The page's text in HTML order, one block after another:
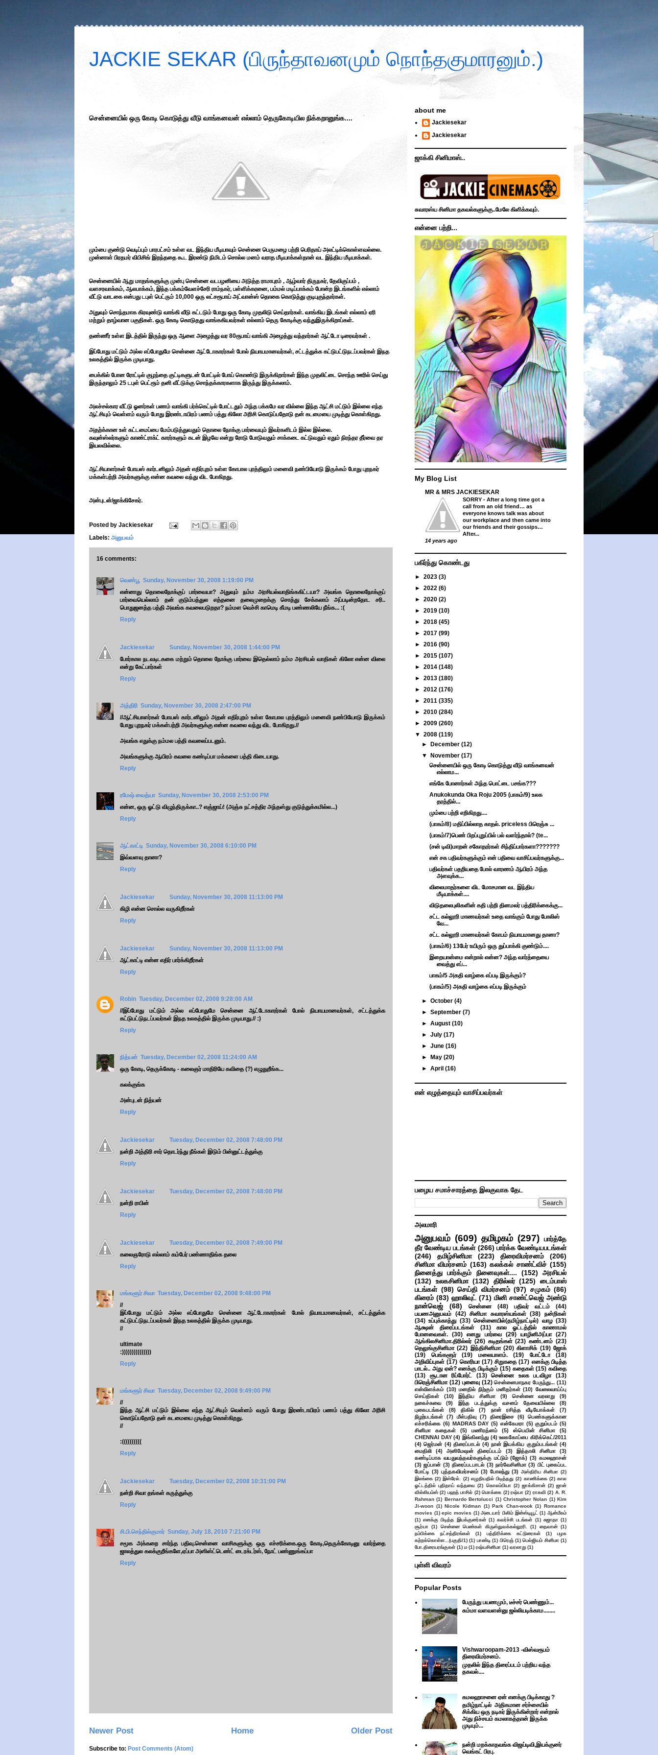
JACKIE SEKAR (பிருந்தாவனமும் நொந்தகுமாரனும்.)
சென்னையில் ஒரு கோடி கொடுத்து வீடு வாங்கனவன் எல்லாம் தெருகோடியில நிக்கறானுங்க....
மும்பை குண்டு வெடிப்பும் பாரபட்சம் உள்ள வட இந்திய மீடியாவும் சென்னை பெருமழை பற்றி பெரிதாய் அலட்டிக்கொள்ளவல்லை.
முன்னாள் பிரதமர் விபிசிங் இறந்ததை கூட இரண்டு நிமிடம் சொல்ல மனம் வராத மீடியாக்கள்தான் வட இந்திய மீடியாக்கள்.
சென்னையில் ஆறு மாதங்களுக்கு முன்பு சென்னை வடபழனியை அடுத்த ராமாபுரம் , ஆழ்வார் திருநகர், தேவிகுப்பம் ,
வளசரவாக்கம், ஆலபாக்கம், இந்த பக்கம்வேளச்சேரி ராம்நகர், பள்ளிக்கரனை, பம்மல் மடிப்பாக்கம் போன்ற இடங்களில் எல்லாம்
வீட்டு வாடகை என்பது டபுள் பெட்ரும் 10,000 ஒரு லட்சரூபாய் அட்வான்ஸ் தொகை கொடுத்து குடிபுகுந்தார்கள்.
அதுவும் சொந்தமாக கிரவுண்டு வாங்கி வீடு கட்டடும் போது ஒரு கோடி முதலிடு செய்தார்கள். வாங்கிய இடங்கள் எல்லாம் ஏரி
மற்றும் தாழ்வான பகுதிகள். ஒரு கோடி கொடுதது வாங்ககியவர்கள் எல்லாம் தெரு கோடிக்கு வந்துஇருக்கிறாப்கள்.
தண்ணீர் உள்ள இடத்தில் இருந்து ஒரு ஆளை அழைத்து வர 80ரூபாய் வாங்கி அழைத்து வந்தார்கள் ஆட்டோ டிரைவர்கள் .
இப்போது மட்டும் அல்ல எப்போதுமே சென்னை ஆட்டோகாரர்கள் போல் நியாயமானவர்கள், சட்டத்துக்க கட்டுபட்டுநடப்பவர்கள் இநத
உலகத்தில் இருக்க முடியாது.
பைக்கில் போன ரோட்டில் குழந்தை குட்டிகளுடன் போட்டில் போய் கொண்டு இருக்கிறார்கள் இந்த முதலிட்டை சொந்த ஊரில் செய்து
இருந்தாலும் 25 டபுள் பெட்ரூம் தனி வீட்டுக்கு சொந்தக்காரகளாக இருந்து இருக்கலாம்.
அலச்சல்கார வீட்டு ஓனர்கள் பணம் வாங்கி பர்க்கெட்டில் போட்டதும் அந்த பக்கமே வர வில்லை இந்த ஆட்சி மட்டும் இல்லை எந்த
ஆட்சியும் வெள்ளம் வரும் போது இரண்டாயிரம் பணம் பத்து கிலோ அரிசி கொடுப்பதோடு தன் கடமையை முடித்து கொள்கிறது.
அதற்க்கான உள் கட்டமைப்பை மேம்படுத்துவதும் தொலை நோக்கு பார்வையும் இவர்களிடம் இல்ல இல்லை.
கவுன்ஸ்லர்களும் காண்ட்ராக்ட் காரர்களும் கடன் இழவே என்று ரோடு போடுவதும் சாக்கடை கட்டுவதும் ஏதும் நிரந்தர தீர்வை தர
இயலவில்லை.
ஆட்சியாளர்கள் போயஸ் கார்டனிலும் அதன் எதிர்புறம் உள்ள கோபால புரத்திலும் மனைவி நண்பியோடு இருக்கம் போது புறநகர்
மக்கள்பற்றி அவர்களுக்கு என்ன கவலை வந்து விட போகிறது.
அன்புடன்/ஜாக்கிசேகர்.
Posted by Jackiesekar
Labels: அனுபவம்
16 comments:
வெண்பூ Sunday, November 30, 2008 1:19:00 PM
என்னாது தொலைநோக்குப் பார்வையா? அதுவும் நம்ம அரசியல்வாதிங்ககிட்டயா? அவங்க தொலைநோக்குப்
பார்வையெல்லாம் தன் குடும்பத்துல எத்தனை தலைமுறைக்கு சொத்து சேக்கலாம் அப்படின்றதோட சரி..
பொதுஜனத்த பத்தி அவங்க கவலைபடுறதா? நம்மள வெச்சி காமெடி கீமடி பண்ணலியே நீங்க... :(
Reply
Jackiesekar
Sunday, November 30, 2008 1:44:00 PM
போர்கால நடவடிடககை மற்றும் தொலை நோக்கு பார்வை இதெல்லாம் நம்ம அரசியல் வாதிகள் கிலோ என்ன விலை
என்று கேட்பார்கள்
Reply
அத்திரி Sunday, November 30, 2008 2:47:00 PM
//ஆட்சியாளர்கள் போயஸ் கார்டனிலும் அதன் எதிர்புறம் உள்ள கோபால புரத்திலும் மனைவி நண்பியோடு இருக்கம்
போது புறநகர் மக்கள்பற்றி அவர்களுக்கு என்ன கவலை வந்து விட போகிறது.//
அவங்க எதுக்கு நம்மல பத்தி கவலைப்படனும்.
அவங்களுக்கு ஆயிரம் கவலை கண்டிப்பா மக்களை பத்தி கிடையாது.
Reply
ரமேஷ் வைத்யா Sunday, November 30, 2008 2:53:00 PM
என்ன, ஒரு ஓட்டு விழுந்திருக்கா..? எஞ்ஜாய்! (அஞ்சு நட்சத்திர அந்தஸ்து குடுத்துக்கமில்ல...)
Reply
ஆட்காட்டி Sunday, November 30, 2008 6:10:00 PM
இவ்வளவு தானா?
Reply
Jackiesekar
Sunday, November 30, 2008 11:13:00 PM
கிழி என்ன சொல்ல வருகிறீர்கள்
Reply
Jackiesekar
Sunday, November 30, 2008 11:13:00 PM
ஆட்காட்டி என்ன எதிர் பார்க்கிறீர்கள்
Reply
Robin Tuesday, December 02, 2008 9:28:00 AM
//இப்போது மட்டும் அல்ல எப்போதுமே சென்னை ஆட்டோகாரர்கள் போல் நியாயமானவர்கள், சட்டத்துக்க
கட்டுபட்டுநடப்பவர்கள் இநத உலகத்தில் இருக்க முடியாது.// :)
Reply
நித்யன் Tuesday, December 02, 2008 11:24:00 AM
ஒரு கோடி, தெருக்கோடி - கலைஞர் மாதிரியே கவிதை (?) எழுதுறீங்க...
கலக்குங்க
அன்புடன் நித்யன்
Reply
Jackiesekar
Tuesday, December 02, 2008 7:48:00 PM
நன்றி அத்திரி சார் தொடர்ந்து நீங்கள் இடும் பின்னுட்டத்துக்கு
Reply
Jackiesekar
Tuesday, December 02, 2008 7:48:00 PM
நன்றி ராபின்
Reply
Jackiesekar
Tuesday, December 02, 2008 7:49:00 PM
கலைஞரோடு எல்லாம் கம்பேர் பண்ணாதிங்க தலை
Reply
மங்களூர் சிவா Tuesday, December 02, 2008 9:48:00 PM
//
இப்போது மட்டும் அல்ல எப்போதுமே சென்னை ஆட்டோகாரர்கள் போல் நியாயமானவர்கள், சட்டத்துக்க
கட்டுபட்டுநடப்பவர்கள் இநத உலகத்தில் இருக்க முடியாது.
//
ultimate
:)))))))))))))))
Reply
மங்களூர் சிவா Tuesday, December 02, 2008 9:49:00 PM
//
இந்த ஆட்சி மட்டும் இல்லை எந்த ஆட்சியும் வெள்ளம் வரும் போது இரண்டாயிரம் பணம் பத்து கிலோ அரிசி
கொடுப்பதோடு தன் கடமையை முடித்து கொள்கிறது.
//
:((((((((((
Reply
Jackiesekar
Tuesday, December 02, 2008 10:31:00 PM
நன்றி சிவா தங்கள் கருத்துக்கு
Reply
சி.பி.செந்தில்குமார் Sunday, July 18, 2010 7:21:00 PM
சமூக அக்கறை சார்ந்த பதிவு.சென்னை வாசிகளுக்கு ஒரு எச்சரிக்கை.ஒரு கோடி,தெருக்கோடினு வார்த்தை
ஜாலத்துல கலக்குறீங்களே,ஏப்பா அஸிஸ்ட்டெண்ட் டைரக்டர்ஸ், நோட் பண்ணுங்கப்பா
Reply
Newer Post Older Post
Home
Subscribe to: Post Comments (Atom)
about me
Jackiesekar
Jackiesekar
ஜாக்கி சினிமாஸ்..
சுவாரஸ்ய சினிமா தகவல்களுக்கு..மேலே கிளிக்கவும்.
என்னை பற்றி...
My Blog List
MR & MRS JACKIESEKAR
SORRY - After a long time got a
call from an old friend… as
everyone knows talk was about
our workplace and then came into
our friends and their gossips…
After...
14 years ago
பகிர்ந்து கொண்டது
► 2023 (3)
► 2022 (6)
► 2020 (2)
► 2019 (10)
► 2018 (45)
► 2017 (99)
► 2016 (90)
► 2015 (107)
► 2014 (148)
► 2013 (180)
► 2012 (176)
► 2011 (335)
► 2010 (284)
► 2009 (260)
▼ 2008 (119)
►
December(12)
▼
November(17)
சென்னையில் ஒரு கோடி கொடுத்து வீடு வாங்கனவன்
எல்லாம...
எங்கே போனார்கள் அந்த பொட்டை பசங்க???
Anukokunda Oka Roju 2005 (பாகம்/9) உலக
தரத்தில்...
மும்பை பற்றி எறிகிறது....
(பாகம்/8) மதிப்பில்லாத காதல். priceless பிரெஞ்சு ...
(பாகம்/7)பெண் பிறப்புறுப்பில் பல் வளர்ந்தால்? (te...
(சன் டிவி)மாறன் சகோதரர்கள் சிந்திப்பார்களா???????
என் சக பதிவர்களுக்கும் என் பதிவை வாசிப்பவர்களுக்கு...
பதிவர்கள் பதறியதை போல் வாரணம் ஆயிரம் அந்த
அளவுக்க...
விலைமாதர்களை விட மோசமான வட இந்திய
மீடியாக்கள்....
விடுதலைபுலிகளின் கதி பற்றி தினமலர் பத்திரிக்கைக்கு...
சட்ட கல்லூரி மாணவர்கள் உதை வாங்கும் போது போலிஸ்
வே...
சட்ட கல்லூரி மாணவர்கள் கோபம் நியாயமானது தானா?
(பாகம்/6) 13பேர் உயிரும் ஒரு துப்பாக்கி குண்டும்....
இறையான்மை என்றால் என்ன? அந்த வார்த்தையை
வைத்து எப்...
பாகம்/5 அகதி வாழ்கை எப்படி இருக்கும்?
(பாகம்/5) அகதி வாழ்கை எப்படி இருக்கும்
►October(4)
►September(7)
►August(10)
►July(17)
►June(16)
►
May(20)
►April(16)
என் எழுத்தையும் வாசிப்பவர்கள்
பழைய சமாச்சாரத்தை இலகுவாக தேட
அலமாரி
அனுபவம் (609) தமிழகம் (297) பார்த்தே
தீர வேண்டிய படங்கள் (266) பார்க்க வேண்டியபடங்கள்
(246)
தமிழ்சினிமா (223) திரைவிமர்சனம்
(206)
சினிமா விமர்சனம் (163) கலக்கல் சாண்ட்விச் (155)
நினைத்து பார்க்கும் நினைவுகள்....
(152)
அரசியல்
(132)
உலகசினிமா (132) திரில்லர் (125)
டைம்பாஸ்
படங்கள் (98) செய்தி விமர்சனம் (97) சமுகம் (86)
கிரைம் (83) ஹாலிவுட் (71) மினி சாண்ட்வெஜ் அண்டு
நான்வெஜ்
(68) சென்னை (48) பதிவர் வட்டம்
(44)
பயணஅனுபவம் (42) சினிமா சுவாரஸ்யங்கள் (38) நன்றிகள்
(34) உப்புக்காத்து (33) சென்னையில்(தமிழ்நாட்டில்) வாழ (33)
ஆக்ஷன் திரைப்படங்கள்
(31)
கால ஓட்டத்தில் காணாமல்
போனவைகள். (30) எனது பார்வை (29) யாழினிஅப்பா (27)
ஆங்கிலசினிமா.திரில்லர் (26) கடிதங்கள் (23) கண்டனம் (23)
தெலுங்குசினிமா (22) இந்திசினிமா (20) கிளாசிக் (19) ஜோக்
(19)
பெங்களூர் (19) மலையாளம். (19) போட்டோ
(18)
அறிவிப்புகள் (17) கொரியா (17) சிறுகதை (17) எனக்கு பிடித்த
பாடல்.. அது ஏன்? எனக்கு பிடிக்கும் (15) கதைகள் (15) கவிதை
(13)
சூடான ரிப்போர்ட் (13) சென்னை உலக படவிழா
(13)
பிரெஞ்சினிமா (12) புனைவு (12) சென்னைமாநகர பேருந்து... (11)
என்விளக்கம் (10) மனதில் நிற்கும் மனிதர்கள் (10) வேலைவாய்ப்பு
செய்திகள்
(10) இந்திய சினிமா (9) சென்னை வரலாறு
(9)
நகைச்சுவை
(9) இந்த படத்துக்கு வசனம் தேவையில்லை
(8)
புகைபடங்கள்
(8) திகில் (7) நான் ரசித்த வீடியோக்கள்
(7)
நிழற்படங்கள் (7) மீள்பதிவு (7) திரைஇசை (6)
பெண்களுக்கான
எச்சரிக்கை (6) MADRAS DAY (5) என்கேமரா (5) குறும்படம் (5)
சினிமா கதைகள்
(5) மணிரத்னம் (5) ஸ்பெயின் சினிமா
(5)
CHENNAI DAY (4) இங்கிலாந்து (4) உலககோப்பை கிரிக்கெட்/2011
(4) ஜெர்மன் (4) திரைப்பாடல் (4) நான் இயக்கிய குறும்படங்கள் (4)
மைதிலி
(4) அனிமேஷன் திரைப்படம் (3) இத்தாலி சினிமா
(3)
கண்டிப்பாக வயதுவந்தவர்களுக்கு மட்டும் (ஜோக்) (3) கமலஹாசன்
(3) ஜப்பான் (3) திரைப்படபாடல் (3) நார்வேசினிமா (3) பிட் புகைப்பட
போட்டி (3) புத்தகவிமர்சனம் (3) போலந்து (3) அஸ்திரிய சினிமா (2)
இலங்கை (2) இஸ்ரேல். (2) எழுதியதில் பிடித்தது (2) காணிக்கை (2) கால
ஓட்டத்தில் புதிதாய் வந்தவை (2) கொலம்பியா (2) ஜாக்கிசான் (2) ஜான்
வில்லியம்ஸ் (2) பஹத் பாசில் (2) மொக்கை (2) ரஷ்யா (2) ராகவி (2) A. R.
Rahman (1) Bernardo Bertolucci (1) Christopher Nolan (1) Kim
Ji-woon (1) Nicole Kidman (1) Park Chan-wook (1) Romance
movies (1) epic movies (1) அடையார் பிலிம் இன்ஸ்டியூட் (1) ஆன்மீகம்
(1) எனக்கு பிடித்த இயக்குனர்கள் (1) கவர்ச்சி படங்கள் (1) சுஜாதா (1)
சூர்யா (1) சென்னை பெண்கள் கிருஸ்துவக்கல்லூரி. (1) தைவான் (1)
நம்பிக்கை நட்சத்திரங்கள்
(1) பத்திரிக்கை கட்டுரைகள் (1)
பழக
கற்றக்கொள்ள...(பகுதி/1) (1) பாண்டி (1) பிரெஞ் (1) பெல்ஜியம் சினிமா (1)
போ.திரையரங்குகள் (1) ம (1) ரஷ்யசினிமா (1) வரலாறு (1)
புள்ளி விவரம்
Popular Posts
பேருந்து பயணமும், டீச்சர் பெண்ணும்...
சும்மா வளவளன்னு ஜல்லியடிக்காம........
Vishwaroopam-2013 -விஸ்வரூபம்
திரைவிமர்சனம்.
முதலில் இந்த திரைப்படம் பற்றிய வந்த
தகவல்....
கமலஹாசனை ஏன் எனக்கு பிடிக்காது ?
தமிழ்நாட்டில் அதிகமான சர்ச்சையில்
சிக்கிய ஒரு நடிகர் இருக்கின்றார் என்றால்
அது நிச்சயம் கமலாகத்தான் இருக்க
முடியும்...
நன்றி மறக்காதவங்க விஜய்டிவி,இயக்குனர்
வெங்கட் பிரபு.